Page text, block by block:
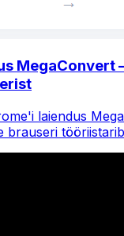
MegaConvert
laiendus
brauseri